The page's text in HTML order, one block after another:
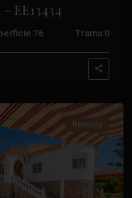
EE13434
76 Trama:0
Reventa